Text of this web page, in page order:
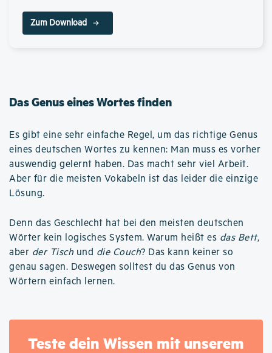
Zum Download
Das Genus eines Wortes finden
Es gibt eine sehr einfache Regel, um das richtige Genus
eines deutschen Wortes zu kennen: Man muss es vorher
auswendig gelernt haben. Das macht sehr viel Arbeit.
Aber für die meisten Vokabeln ist das leider die einzige
Lösung.
Denn das Geschlecht hat bei den meisten deutschen
Wörter kein logisches System. Warum heißt es das Bett,
aber der Tisch und die Couch? Das kann keiner so
genau sagen. Deswegen solltest du das Genus von
Wörtern einfach lernen.
Teste dein Wissen mit unserem